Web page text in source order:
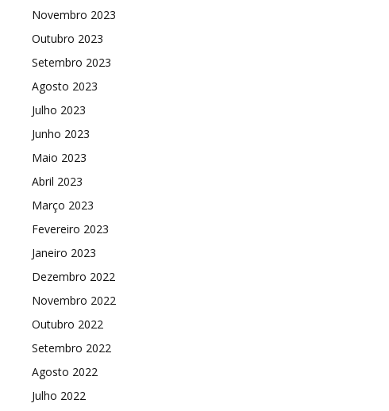
Novembro 2023
Outubro 2023
Setembro 2023
Agosto 2023
Julho 2023
Junho 2023
Maio 2023
Abril 2023
Março 2023
Fevereiro 2023
Janeiro 2023
Dezembro 2022
Novembro 2022
Outubro 2022
Setembro 2022
Agosto 2022
Julho 2022